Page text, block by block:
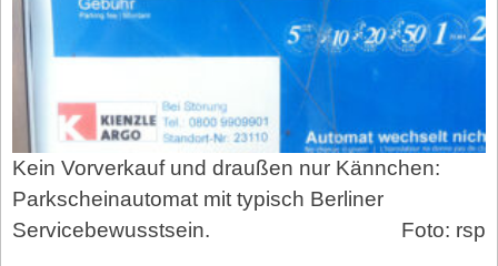
Kein Vorverkauf und draußen nur Kännchen:
Parkscheinautomat mit typisch Berliner
Servicebewusstsein.
Foto: rsp